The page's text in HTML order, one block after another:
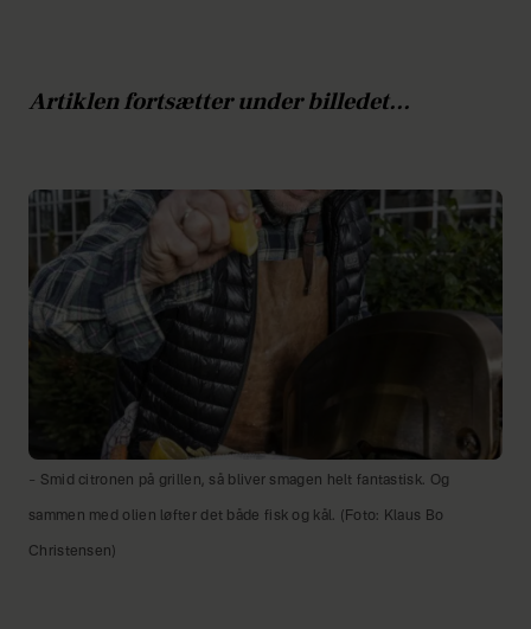
Artiklen fortsætter under billedet...
– Smid citronen på grillen, så bliver smagen helt fantastisk. Og
sammen med olien løfter det både fisk og kål. (Foto: Klaus Bo
Christensen)